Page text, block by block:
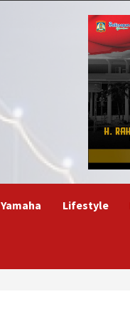
Yamaha Lifestyle